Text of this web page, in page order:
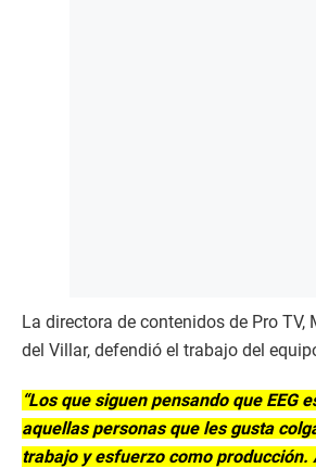
La directora de contenidos de Pro TV,
del Villar, defendió el trabajo del
“Los que siguen pensando que EEG
aquellas personas que les gusta
trabajo y esfuerzo como producción.